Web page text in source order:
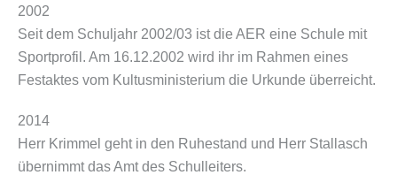
2002
Seit dem Schuljahr 2002/03 ist die AER eine Schule mit
Sportprofil. Am 16.12.2002 wird ihr im Rahmen eines
Festaktes vom Kultusministerium die Urkunde überreicht.
2014
Herr Krimmel geht in den Ruhestand und Herr Stallasch
übernimmt das Amt des Schulleiters.